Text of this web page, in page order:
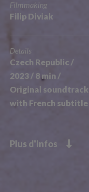
Filmmaking
Filip Diviak
Details
Czech Republic /
2023 / 8 min /
Original soundtrack
with French subtitle
Plus d'infos